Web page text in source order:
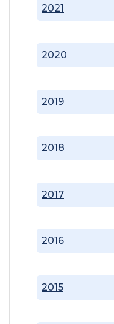
2015
2016
2017
2018
2019
2020
2021